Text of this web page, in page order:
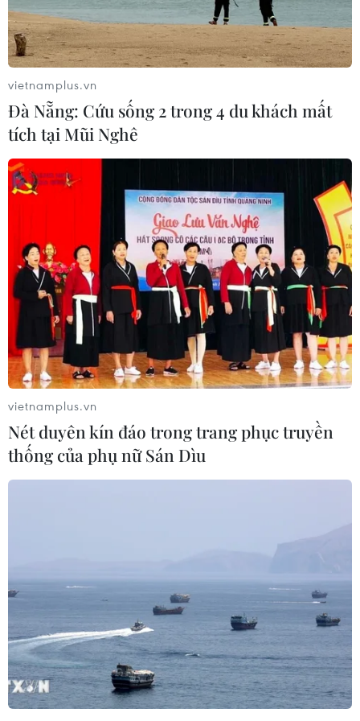
#Phan Thiết
#Quản lý đất đai
#Sai phạm
#Trật tự xây dựng
Bình Thuận
Lâm Đồng
Theo dõi VietnamPlus
vietnamplus.vn
Đà Nẵng: Cứu sống 2 trong 4 du khách mất
tích tại Mũi Nghê
vietnamplus.vn
Nét duyên kín đáo trong trang phục truyền
thống của phụ nữ Sán Dìu